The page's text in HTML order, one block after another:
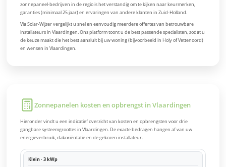
zonnepaneel-bedrijven in de regio is het verstandig om te kijken naar keurmerken,
garanties (minimaal 25 jaar) en ervaringen van andere klanten in Zuid-Holland.
Via Solar-Wijzer vergelijkt u snel en eenvoudig meerdere offertes van betrouwbare
installateurs in Vlaardingen. Ons platform toont u de best passende specialisten, zodat u
de keuze maakt die het best aansluit bij uw woning (bijvoorbeeld in Holy of Vettenoord)
en wensen in Vlaardingen.
Zonnepanelen kosten en opbrengst in Vlaardingen
Hieronder vindt u een indicatief overzicht van kosten en opbrengsten voor drie
gangbare systeemgroottes in Vlaardingen. De exacte bedragen hangen af van uw
energieverbruik, dakoriëntatie en de gekozen installateur.
Klein · 3 kWp